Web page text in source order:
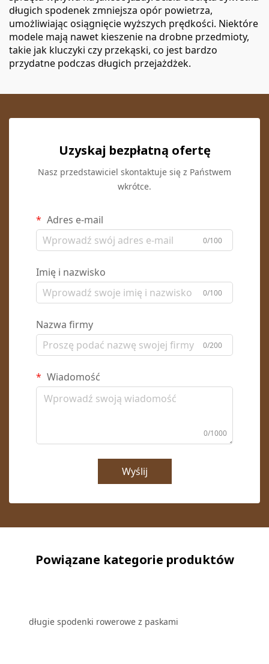
długich spodenek zmniejsza opór powietrza,
umożliwiając osiągnięcie wyższych prędkości. Niektóre
modele mają nawet kieszenie na drobne przedmioty,
takie jak kluczyki czy przekąski, co jest bardzo
przydatne podczas długich przejażdżek.
Uzyskaj bezpłatną ofertę
Nasz przedstawiciel skontaktuje się z Państwem
wkrótce.
Adres e-mail
0/100
Imię i nazwisko
0/100
Nazwa firmy
0/200
Wiadomość
0/1000
Wyślij
Powiązane kategorie produktów
długie spodenki rowerowe z paskami